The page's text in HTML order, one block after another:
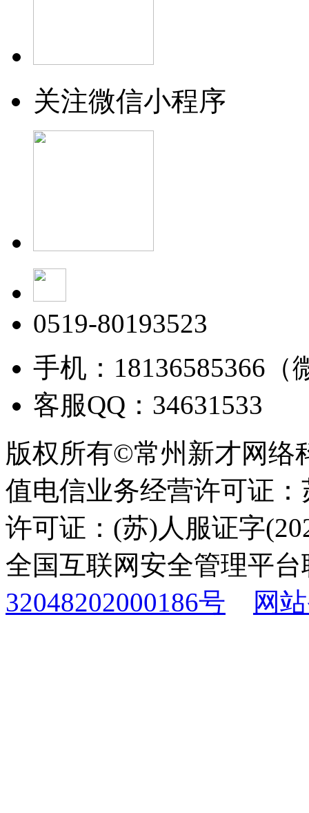
关注微信小程序
0519-80193523
手机：18136585366（
客服QQ：34631533
版权所有©常州新才网络
值电信业务经营许可证
许可证：(苏)人服证字
全国互联网安全管理平
32048202000186号
网